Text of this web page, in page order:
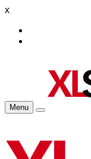
x
Menu